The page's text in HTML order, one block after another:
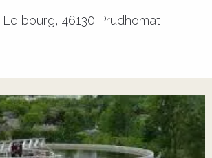
bourg, 46130 Prudhomat